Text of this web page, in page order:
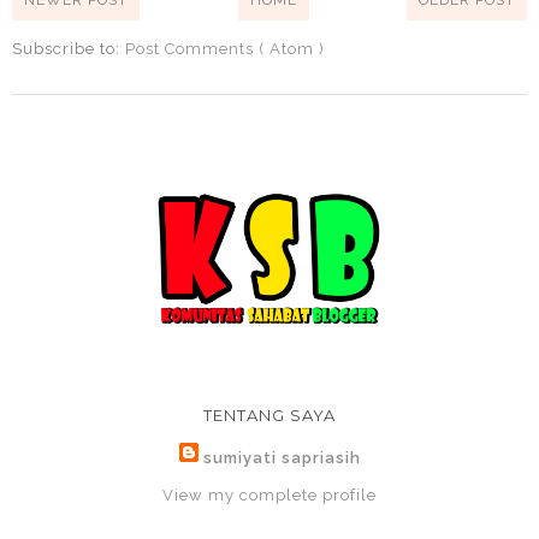
Subscribe to: Post Comments ( Atom )
TENTANG SAYA
sumiyati sapriasih
View my complete profile